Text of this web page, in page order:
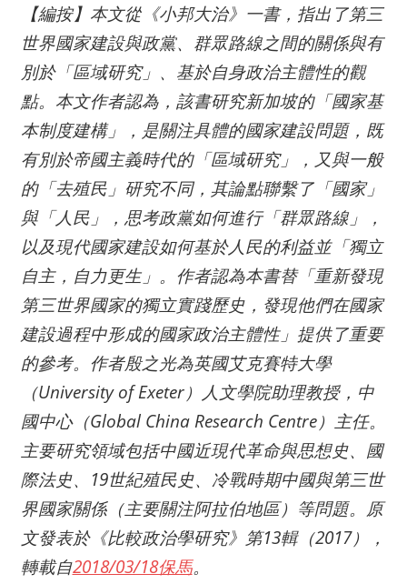
【編按】本文從《小邦大治》一書，指出了第三
世界國家建設與政黨、群眾路線之間的關係與有
別於「區域研究」、基於自身政治主體性的觀
點。本文作者認為，該書研究新加坡的「國家基
本制度建構」，是關注具體的國家建設問題，既
有別於帝國主義時代的「區域研究」，又與一般
的「去殖民」研究不同，其論點聯繫了「國家」
與「人民」，思考政黨如何進行「群眾路線」，
以及現代國家建設如何基於人民的利益並「獨立
自主，自力更生」。作者認為本書替「重新發現
第三世界國家的獨立實踐歷史，發現他們在國家
建設過程中形成的國家政治主體性」提供了重要
的參考。作者殷之光為英國艾克賽特大學
（University of Exeter）人文學院助理教授，中
國中心（Global China Research Centre）主任。
主要研究領域包括中國近現代革命與思想史、國
際法史、19世紀殖民史、冷戰時期中國與第三世
界國家關係（主要關注阿拉伯地區）等問題。原
文發表於《比較政治學研究》第13輯（2017），
轉載自2018/03/18保馬。